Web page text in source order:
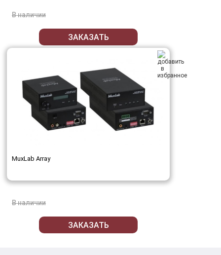
В наличии
ЗАКАЗАТЬ
MuxLab Array
В наличии
ЗАКАЗАТЬ